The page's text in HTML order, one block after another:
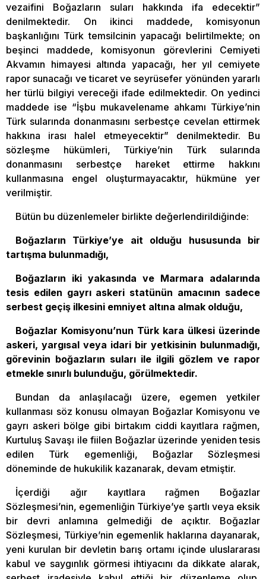
vezaifini Boğazların suları hakkında ifa edecektir”
denilmektedir. On ikinci maddede, komisyonun
başkanlığını Türk temsilcinin yapacağı belirtilmekte; on
beşinci maddede, komisyonun görevlerini Cemiyeti
Akvamın himayesi altında yapacağı, her yıl cemiyete
rapor sunacağı ve ticaret ve seyrüsefer yönünden yararlı
her türlü bilgiyi vereceği ifade edilmektedir. On yedinci
maddede ise “İşbu mukavelename ahkamı Türkiye’nin
Türk sularında donanmasını serbestçe cevelan ettirmek
hakkına irası halel etmeyecektir” denilmektedir. Bu
sözleşme hükümleri, Türkiye’nin Türk sularında
donanmasını serbestçe hareket ettirme hakkını
kullanmasına engel oluşturmayacaktır, hükmüne yer
verilmiştir.
Bütün bu düzenlemeler birlikte değerlendirildiğinde:
Boğazların Türkiye’ye ait olduğu hususunda bir
tartışma bulunmadığı,
Boğazların iki yakasında ve Marmara adalarında
tesis edilen gayrı askeri statünün amacının sadece
serbest geçiş ilkesini emniyet altına almak olduğu,
Boğazlar Komisyonu’nun Türk kara ülkesi üzerinde
askeri, yargısal veya idari bir yetkisinin bulunmadığı,
görevinin boğazların suları ile ilgili gözlem ve rapor
etmekle sınırlı bulunduğu, görülmektedir.
Bundan da anlaşılacağı üzere, egemen yetkiler
kullanması söz konusu olmayan Boğazlar Komisyonu ve
gayrı askeri bölge gibi birtakım ciddi kayıtlara rağmen,
Kurtuluş Savaşı ile fiilen Boğazlar üzerinde yeniden tesis
edilen Türk egemenliği, Boğazlar Sözleşmesi
döneminde de hukukilik kazanarak, devam etmiştir.
İçerdiği ağır kayıtlara rağmen Boğazlar
Sözleşmesi’nin, egemenliğin Türkiye’ye şartlı veya eksik
bir devri anlamına gelmediği de açıktır. Boğazlar
Sözleşmesi, Türkiye’nin egemenlik haklarına dayanarak,
yeni kurulan bir devletin barış ortamı içinde uluslararası
kabul ve saygınlık görmesi ihtiyacını da dikkate alarak,